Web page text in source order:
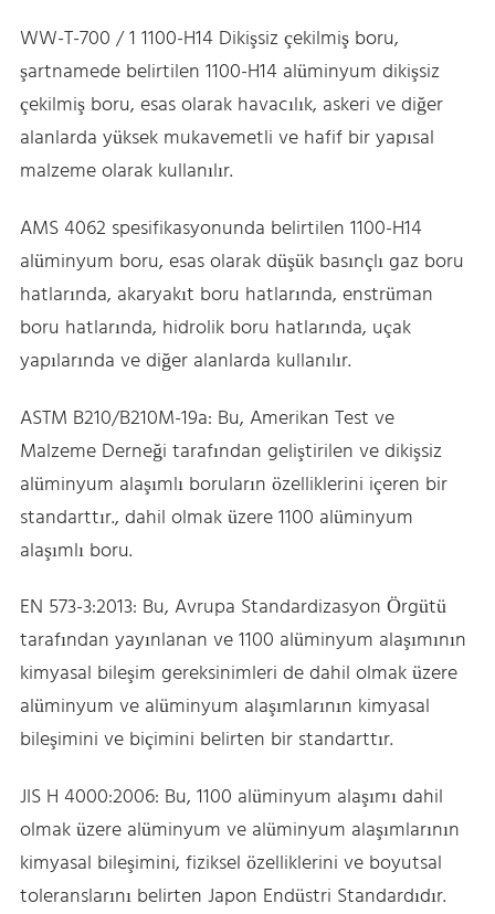
WW-T-700 / 1 1100-H14 Dikişsiz çekilmiş boru,
şartnamede belirtilen 1100-H14 alüminyum dikişsiz
çekilmiş boru, esas olarak havacılık, askeri ve diğer
alanlarda yüksek mukavemetli ve hafif bir yapısal
malzeme olarak kullanılır.
AMS 4062 spesifikasyonunda belirtilen 1100-H14
alüminyum boru, esas olarak düşük basınçlı gaz boru
hatlarında, akaryakıt boru hatlarında, enstrüman
boru hatlarında, hidrolik boru hatlarında, uçak
yapılarında ve diğer alanlarda kullanılır.
ASTM B210/B210M-19a: Bu, Amerikan Test ve
Malzeme Derneği tarafından geliştirilen ve dikişsiz
alüminyum alaşımlı boruların özelliklerini içeren bir
standarttır., dahil olmak üzere 1100 alüminyum
alaşımlı boru.
EN 573-3:2013: Bu, Avrupa Standardizasyon Örgütü
tarafından yayınlanan ve 1100 alüminyum alaşımının
kimyasal bileşim gereksinimleri de dahil olmak üzere
alüminyum ve alüminyum alaşımlarının kimyasal
bileşimini ve biçimini belirten bir standarttır.
JIS H 4000:2006: Bu, 1100 alüminyum alaşımı dahil
olmak üzere alüminyum ve alüminyum alaşımlarının
kimyasal bileşimini, fiziksel özelliklerini ve boyutsal
toleranslarını belirten Japon Endüstri Standardıdır.